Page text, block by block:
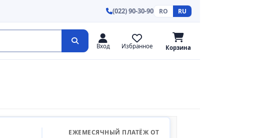
(022) 90-30-90 RO RU
Вход Избранное Корзина
ЕЖЕМЕСЯЧНЫЙ ПЛАТЁЖ ОТ